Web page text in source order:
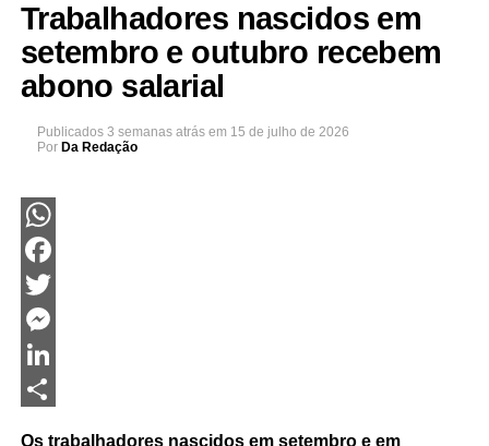
Trabalhadores nascidos em
setembro e outubro recebem
abono salarial
Publicados 3 semanas atrás em 15 de julho de 2026
Por Da Redação
WhatsApp
Facebook
Twitter
Messenger
LinkedIn
Os trabalhadores nascidos em setembro e em